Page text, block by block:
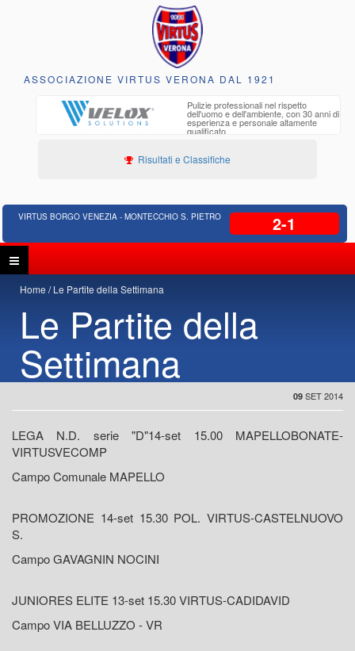
ASSOCIAZIONE VIRTUS VERONA DAL 1921
Pulizie professionali nel rispetto
dell'uomo e dell'ambiente, con 30 anni di
esperienza e personale altamente
qualificato
Risultati e Classifiche
VIRTUS BORGO VENEZIA - MONTECCHIO S. PIETRO 2-1
Home Le Partite della Settimana
Le Partite della
Settimana
09 SET 2014
LEGA N.D. serie "D"14-set 15.00 MAPELLOBONATE-
VIRTUSVECOMP
Campo Comunale MAPELLO
PROMOZIONE 14-set 15.30 POL. VIRTUS-CASTELNUOVO
S.
Campo GAVAGNIN NOCINI
JUNIORES ELITE 13-set 15.30 VIRTUS-CADIDAVID
Campo VIA BELLUZZO - VR